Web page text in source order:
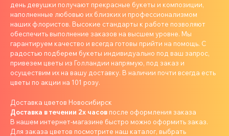
день девушки получают прекрасные букеты и композиции,
наполненные любовью их близких и профессионализмом
наших флористов. Высокие стандарты к работе позволяют
обеспечить выполнение заказов на высшем уровне. Мы
гарантируем качество и всегда готовы прийти на помощь. С
радостью подберем букеты индивидуально под ваш запрос,
привезем цветы из Голландии напрямую, под заказ и
осуществим их на вашу доставку. В наличии почти всегда есть
цветы по акции на 101 розу.
Доставка цветов Новосибирск
Доставка в течении 2х часов после оформления заказа
В нашем интернет-магазине быстро можно оформить заказ.
Для заказа цветов посмотрите наш каталог, выбрать